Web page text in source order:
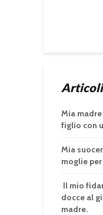
Mia
figlio con
Mia
moglie
Il mio
docce al
madre.